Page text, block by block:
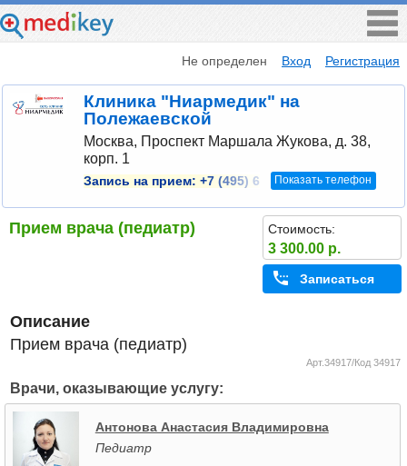
Не определен Вход Регистрация
Клиника "Ниармедик" на
Полежаевской
Москва, Проспект Маршала Жукова, д. 38,
корп. 1
Запись на прием: +7 (495) 6 Показать телефон
Прием врача (педиатр) Стоимость:
3 300.00 р.
Записаться
Описание
Прием врача (педиатр)
Арт.34917/Код 34917
Врачи, оказывающие услугу:
Антонова Анастасия Владимировна
Педиатр